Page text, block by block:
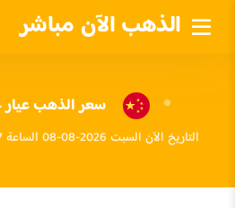
الذهب الآن مباشر
سعر الذهب عيار 14 في الصين اليوم
التاريخ الآن السبت 2026-08-08 الساعة 02:07 صباحاً بتوقيت الصين